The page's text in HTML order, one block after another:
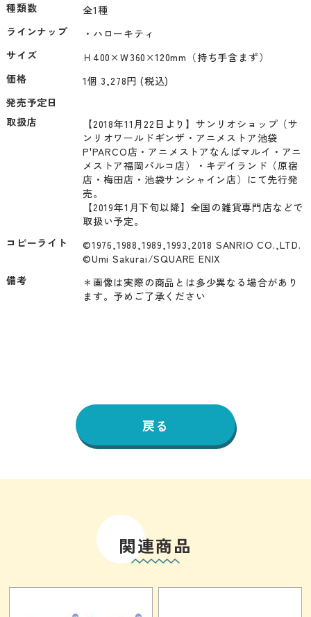
種類数
全1種
ラインナップ
・ハローキティ
サイズ
Ｈ400×Ｗ360×120mm（持ち手含まず）
価格
1個 3,278円 (税込)
発売予定日
取扱店
【2018年11月22日より】サンリオショップ（サ
ンリオワールドギンザ・アニメストア池袋
P'PARCO店・アニメストアなんばマルイ・アニ
メストア福岡パルコ店）・キデイランド（原宿
店・梅田店・池袋サンシャイン店）にて先行発
売。
【2019年1月下旬以降】全国の雑貨専門店などで
取扱い予定。
コピーライト
©1976,1988,1989,1993,2018 SANRIO CO.,LTD.
©Umi Sakurai/SQUARE ENIX
備考
＊画像は実際の商品とは多少異なる場合があり
ます。予めご了承ください
戻る
関連商品